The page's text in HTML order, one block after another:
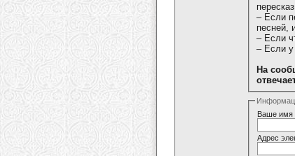
– Если
песней,
– Если
– Если у
На
Ваше имя
Адрес